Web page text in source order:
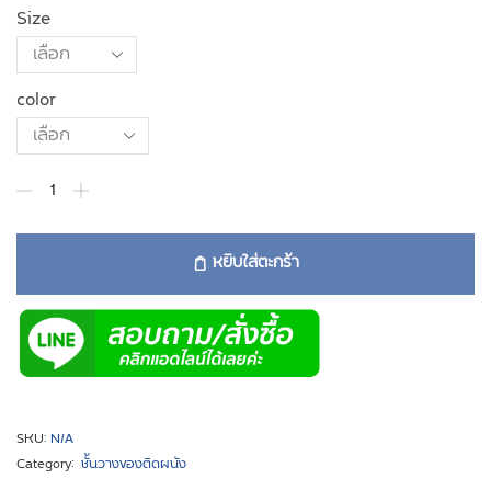
Size
color
หยิบใส่ตะกร้า
SKU: N/A
Category: ชั้นวางของติดผนัง